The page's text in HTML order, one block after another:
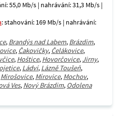
55,0 Mb/s | nahrávání: 31,3 Mb/s |
: stahování: 169 Mb/s | nahrávání:
, Brandýs nad Labem, Brázdim,
, Čakovičky, Čelákovice,
, Hoštice, Hovorčovice, Jirny,
, Ládví, Lázně Toušeň,
Mirošovice, Mírovice, Mochov,
Ves, Nový Brázdim, Odolena